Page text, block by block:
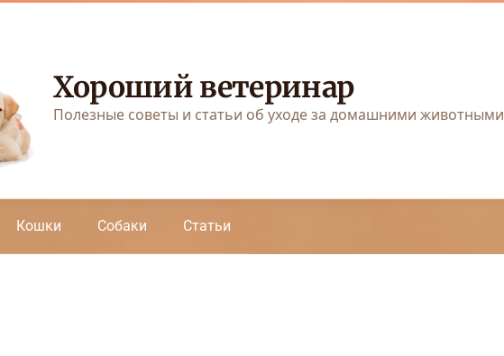
Хороший ветеринар
Полезные советы и статьи об уходе за домашними животными
Кошки Собаки Статьи